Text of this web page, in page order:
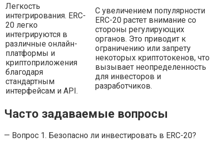
Легкость
интегрирования. ERC-
20 легко
интегрируются в
различные онлайн-
платформы и
криптоприложения
благодаря
стандартным
интерфейсам и API.
С увеличением популярности
ERC-20 растет внимание со
стороны регулирующих
органов. Это приводит к
ограничению или запрету
некоторых криптотокенов, что
вызывает неопределенность
для инвесторов и
разработчиков.
Часто задаваемые вопросы
— Вопрос 1. Безопасно ли инвестировать в ERC-20?